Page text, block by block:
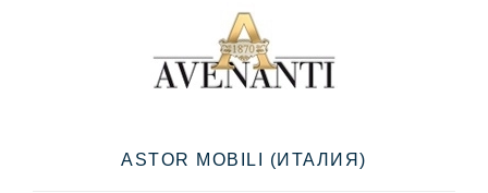
ASTOR MOBILI (ИТАЛИЯ)